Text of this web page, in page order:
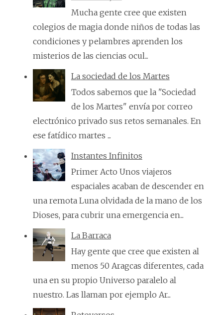
Mucha gente cree que existen
colegios de magia donde niños de todas las
condiciones y pelambres aprenden los
misterios de las ciencias ocul...
La sociedad de los Martes
Todos sabemos que la "Sociedad
de los Martes" envía por correo
electrónico privado sus retos semanales. En
ese fatídico martes ...
Instantes Infinitos
Primer Acto Unos viajeros
espaciales acaban de descender en
una remota Luna olvidada de la mano de los
Dioses, para cubrir una emergencia en...
La Barraca
Hay gente que cree que existen al
menos 50 Aragcas diferentes, cada
una en su propio Universo paralelo al
nuestro. Las llaman por ejemplo Ar...